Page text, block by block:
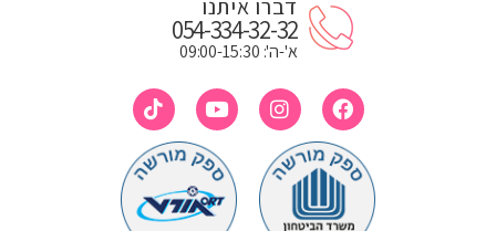
דברו איתנו
054-334-32-32
א'-ה': 09:00-15:30